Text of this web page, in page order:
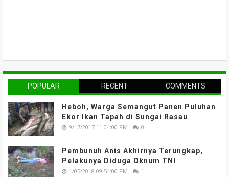
POPULAR RECENT COMMENTS
Heboh, Warga Semangut Panen Puluhan
Ekor Ikan Tapah di Sungai Rasau
9/17/2017 11:04:00 PM 0
Pembunuh Anis Akhirnya Terungkap,
Pelakunya Diduga Oknum TNI
1/05/2018 09:54:00 PM 1